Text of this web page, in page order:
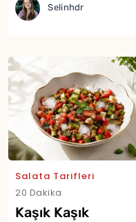
Selinhdr
Salata Tarifleri
20 Dakika
Kaşık Kaşık